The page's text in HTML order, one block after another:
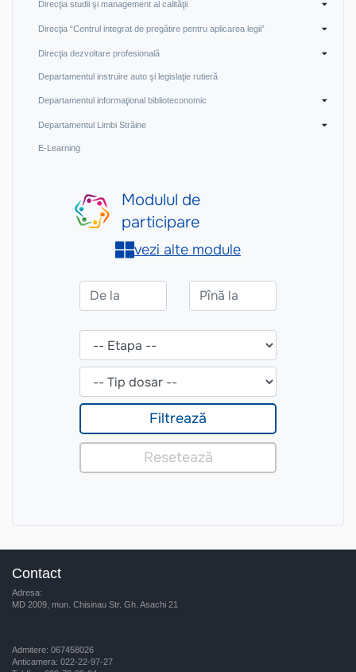
Direcţia studii şi management al calităţii
Direcţia “Centrul integrat de pregătire pentru aplicarea legii”
Direcţia dezvoltare profesională
Departamentul instruire auto şi legislaţie rutieră
Departamentul informaţional biblioteconomic
Departamentul Limbi Străine
E-Learning
Contact
Adresa:
MD 2009, mun. Chisinau Str. Gh. Asachi 21
Admitere: 067458026
Anticamera: 022-22-97-27